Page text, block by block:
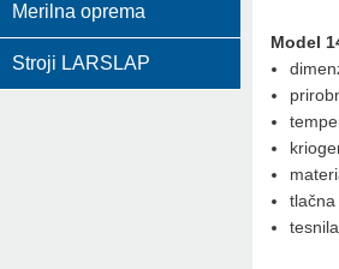
Merilna oprema
Stroji LARSLAP
Model
tlačna